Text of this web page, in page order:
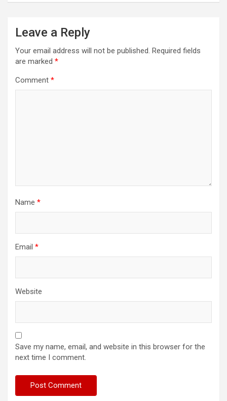
Leave a Reply
Your email address will not be published. Required fields
are marked *
Comment *
Name *
Email *
Website
Save my name, email, and website in this browser for the
next time I comment.